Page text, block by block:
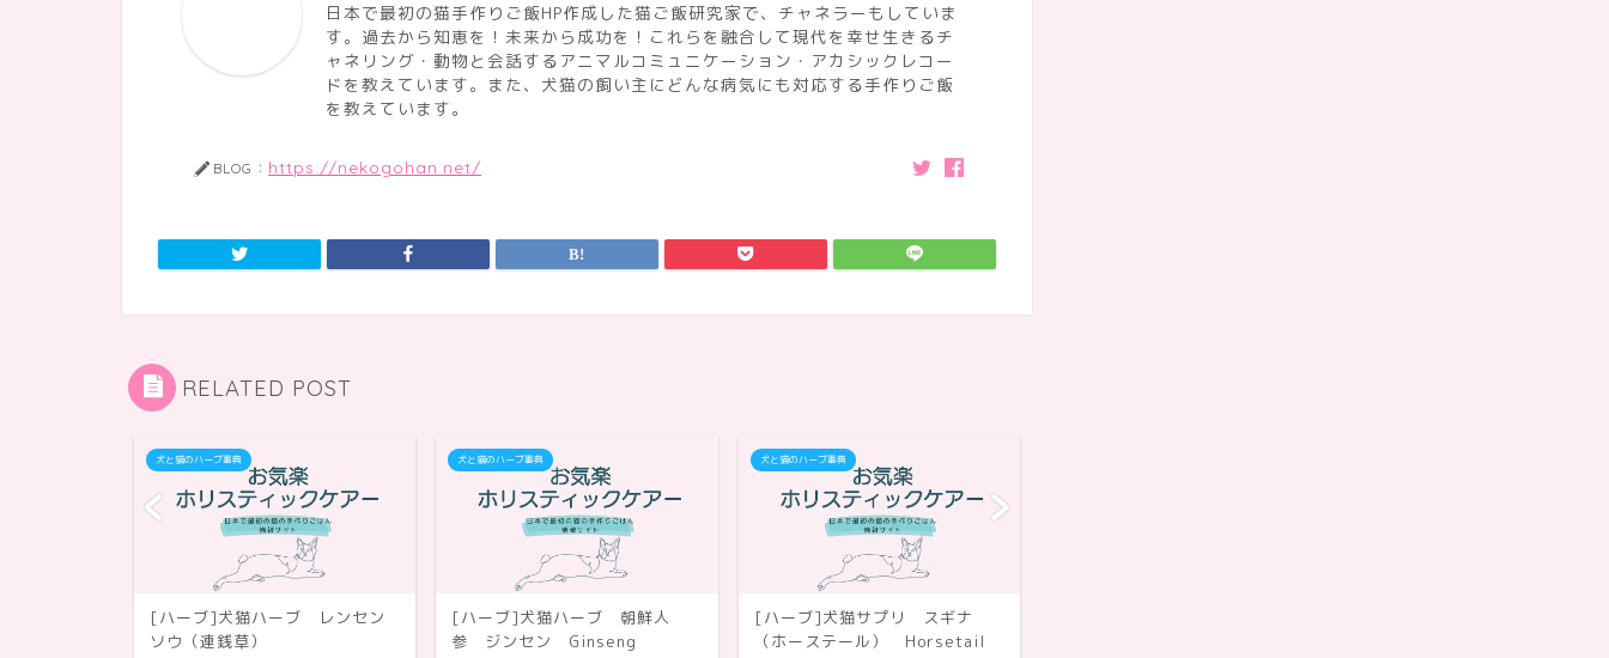
日本で最初の猫手作りご飯HP作成した猫ご飯研究家で、チャネラーもしていま
す。過去から知恵を！未来から成功を！これらを融合して現代を幸せ生きるチ
ャネリング・動物と会話するアニマルコミュニケーション・アカシックレコー
ドを教えています。また、犬猫の飼い主にどんな病気にも対応する手作りご飯
を教えています。
BLOG： https://nekogohan.net/
RELATED POST
犬と猫のハーブ事典
[ハーブ]犬猫ハーブ レンセン
ソウ（連銭草）
犬と猫のハーブ事典
[ハーブ]犬猫ハーブ 朝鮮人
参 ジンセン Ginseng
犬と猫のハーブ事典
[ハーブ]犬猫サプリ スギナ
（ホーステール） Horsetail